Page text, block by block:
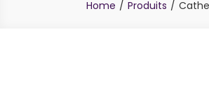
Home Produits